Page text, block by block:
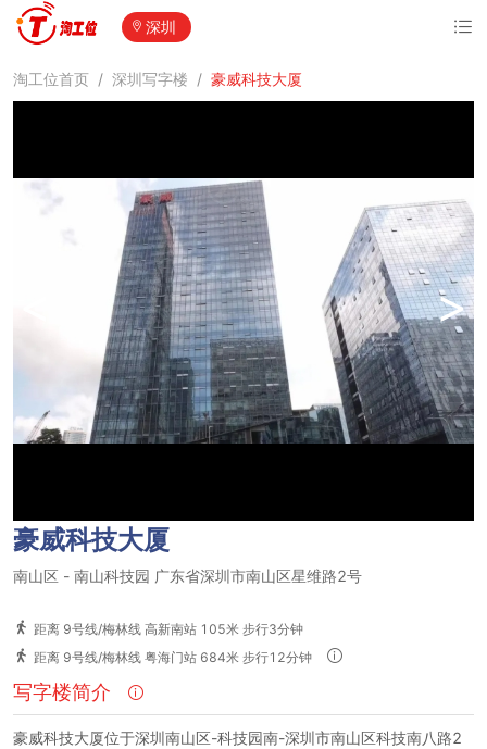
深圳
淘工位首页 / 深圳写字楼 / 豪威科技大厦
>
豪威科技大厦
南山区 - 南山科技园 广东省深圳市南山区星维路2号
距离 9号线/梅林线 高新南站 105米 步行3分钟
距离 9号线/梅林线 粤海门站 684米 步行12分钟
写字楼简介
豪威科技大厦位于深圳南山区-科技园南-深圳市南山区科技南八路2